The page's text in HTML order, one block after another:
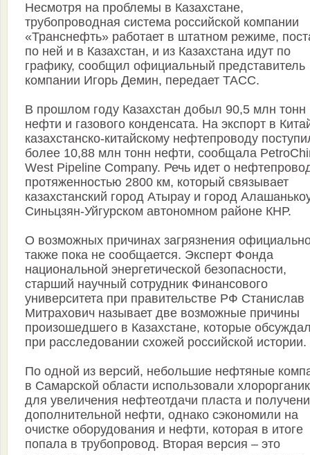
Несмотря на проблемы в Казахстане,
трубопроводная система российской компании
«Транснефть» работает в штатном режиме,
по ней и в Казахстан, и из Казахстана идут по
графику, сообщил официальный представитель
компании Игорь Демин, передает ТАСС.
В прошлом году Казахстан добыл 90,5 млн тонн
нефти и газового конденсата. На экспорт в
казахстанско-китайскому нефтепроводу
более 10,88 млн тонн нефти, сообщала
West Pipeline Company. Речь идет о
протяженностью 2800 км, который связывает
казахстанский город Атырау и город
Синьцзян-Уйгурском автономном районе КНР.
О возможных причинах загрязнения
также пока не сообщается. Эксперт Фонда
национальной энергетической безопасности,
старший научный сотрудник Финансового
университета при правительстве РФ Станислав
Митрахович называет две возможные причины
произошедшего в Казахстане, которые
при расследовании схожей российской истории.
По одной из версий, небольшие нефтяные
в Самарской области использовали
для увеличения нефтеотдачи пласта и
дополнительной нефти, однако сэкономили на
очистке оборудования и нефти, которая в итоге
попала в трубопровод. Вторая версия – это